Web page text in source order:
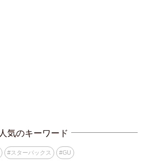
人気のキーワード
#スターバックス #GU